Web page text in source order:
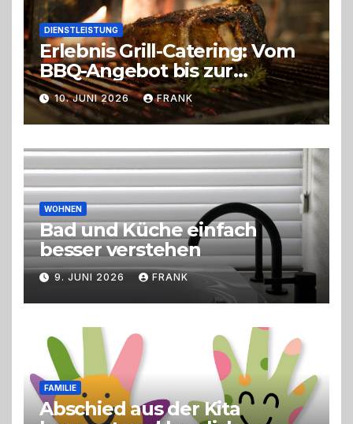
DIENSTLEISTUNG
Erlebnis Grill-Catering: Vom
BBQ-Angebot bis zur
perfekten Eventorganisation
Trend zu Outdoor-Events,
Erlebnisgastronomie und
Live-Cooking
10. JUNI 2026 FRANK
WOHNEN
Bad und Küche einfach
besser verstehen
9. JUNI 2026 FRANK
FAMILIE
Abschied aus der Kita